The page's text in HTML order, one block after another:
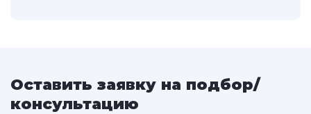
Оставить заявку на подбор/
консультацию